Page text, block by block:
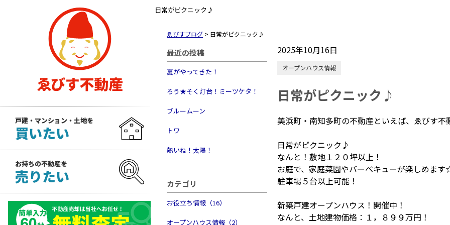
戸建・マンション・土地を
買いたい
お持ちの不動産を
売りたい
日常がピクニック♪
ゑびすブログ > 日常がピクニック♪
最近の投稿
夏がやってきた！
ろう★そく灯台！ミーツケタ！
ブルームーン
トワ
熱いね！太陽！
カテゴリ
お役立ち情報（16）
オープンハウス情報（2）
2025年10月16日
オープンハウス情報
日常がピクニック♪
美浜町・南知多町の不動産といえば、ゑびす不
日常がピクニック♪
なんと！敷地１２０坪以上！
お庭で、家庭菜園やバーベキューが楽しめま
駐車場５台以上可能！
新築戸建オープンハウス！開催中！
なんと、土地建物価格：１，８９９万円！